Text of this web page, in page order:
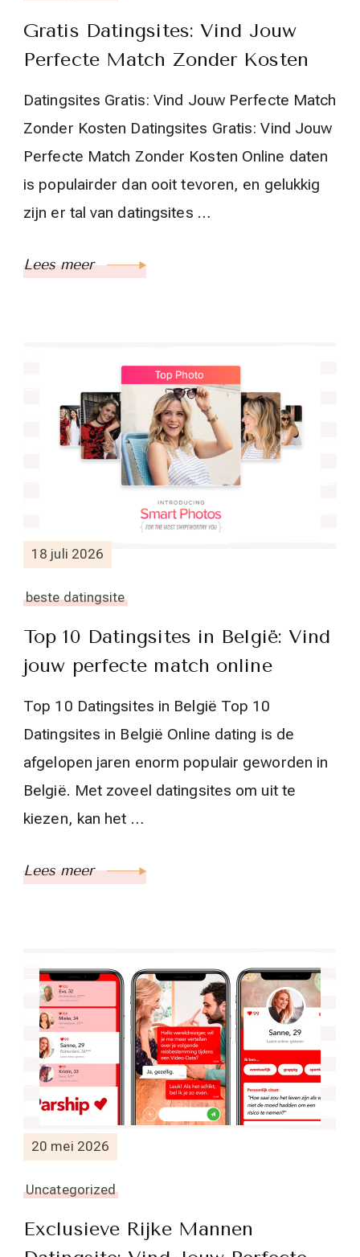
Gratis Datingsites: Vind Jouw
Perfecte Match Zonder Kosten
Datingsites Gratis: Vind Jouw Perfecte Match
Zonder Kosten Datingsites Gratis: Vind Jouw
Perfecte Match Zonder Kosten Online daten
is populairder dan ooit tevoren, en gelukkig
zijn er tal van datingsites …
Lees meer
18 juli 2026
beste datingsite
Top 10 Datingsites in België: Vind
jouw perfecte match online
Top 10 Datingsites in België Top 10
Datingsites in België Online dating is de
afgelopen jaren enorm populair geworden in
België. Met zoveel datingsites om uit te
kiezen, kan het …
Lees meer
20 mei 2026
Uncategorized
Exclusieve Rijke Mannen